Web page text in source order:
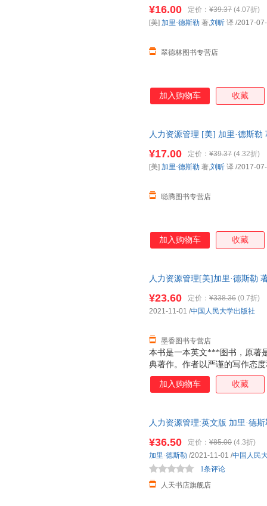
¥16.00 定价： ¥39.37 (4.07折)
翠德林图书专营店
[美] 加里·德斯勒 著,刘昕 译 /2017-
加入购物车 收藏
人力资源管理 [美] 加里·德斯
¥17.00 定价： ¥39.37 (4.32折)
聪腾图书专营店
[美] 加里·德斯勒 著,刘昕 译 /2017-
加入购物车 收藏
人力资源管理[美]加里·德斯勒
本书是一本英文***图书，原著
典著作。作者以严谨的写作态
理的基本概念、理论与实践，
更新和梳理，增加了人力资源
高校本科生、研究生、MBA学
¥23.60 定价： ¥338.36 (0.7折)
墨香图书专营店
2021-11-01 /中国人民大学出版社
加入购物车 收藏
人力资源管理:英文版 加里·德
物无忧
¥36.50 定价： ¥85.00 (4.3折)
人天书店旗舰店
1条评论
加里·德斯勒 /2021-11-01 /中国人民